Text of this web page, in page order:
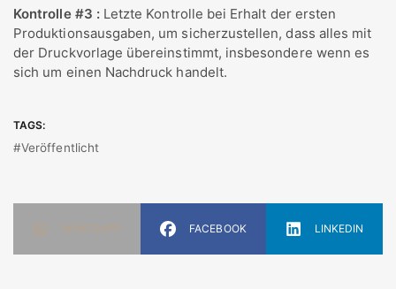
Kontrolle #3 : Letzte Kontrolle bei Erhalt der ersten
Produktionsausgaben, um sicherzustellen, dass alles mit
der Druckvorlage übereinstimmt, insbesondere wenn es
sich um einen Nachdruck handelt.
TAGS:
Veröffentlicht
WHATSAPP FACEBOOK LINKEDIN